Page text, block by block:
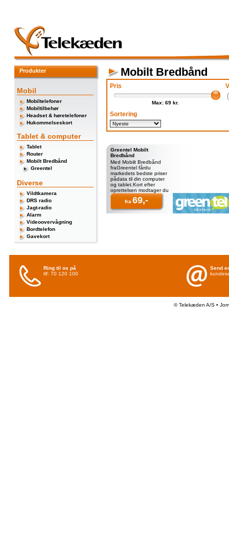
Produkter
Mobil
Mobiltelefoner
Mobiltilbehør
Headset & høretelefoner
Hukommelseskort
Tablet & computer
Tablet
Router
Mobilt Bredbånd
Greentel
Diverse
Vildtkamera
DRS radio
Jagt-radio
Alarm
Videoovervågning
Bordtelefon
Gavekort
Mobilt Bredbånd
Pris
Max: 69 kr.
Sortering
Greentel Mobilt
Bredbånd
Med Mobilt Bredbånd
fraGreentel fårdu
markedets bedste priser
pådata til din computer
og tablet.Kort efter
oprettelsen modtager du
en e-mail med login, hvor
du kan adminis
fra 69,-
Ring til os på
tlf: 70 120 100
Send
© Telekæden A/S •